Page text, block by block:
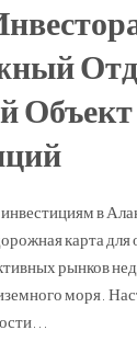
в
карта
рынков
моря.